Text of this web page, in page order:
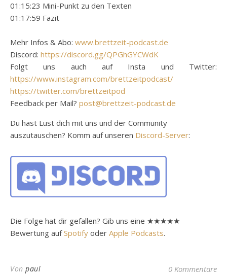
01:15:23 Mini-Punkt zu den Texten
01:17:59 Fazit
Mehr Infos & Abo: www.brettzeit-podcast.de
Discord: https://discord.gg/QPGhGYCWdK
Folgt uns auch auf Insta und Twitter:
https://www.instagram.com/brettzeitpodcast/
https://twitter.com/brettzeitpod
Feedback per Mail? post@brettzeit-podcast.de
Du hast Lust dich mit uns und der Community
auszutauschen? Komm auf unseren Discord-Server:
Die Folge hat dir gefallen? Gib uns eine ★★★★★
Bewertung aufSpotify oder Apple Podcasts.
Von paul 0 Kommentare